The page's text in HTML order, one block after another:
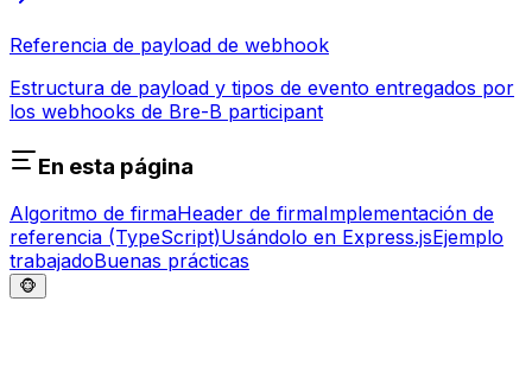
Referencia de payload de webhook
Estructura de payload y tipos de evento entregados por
los webhooks de Bre-B participant
En esta página
Algoritmo de firmaHeader de firmaImplementación de
referencia (TypeScript)Usándolo en Express.jsEjemplo
trabajadoBuenas prácticas
🐵